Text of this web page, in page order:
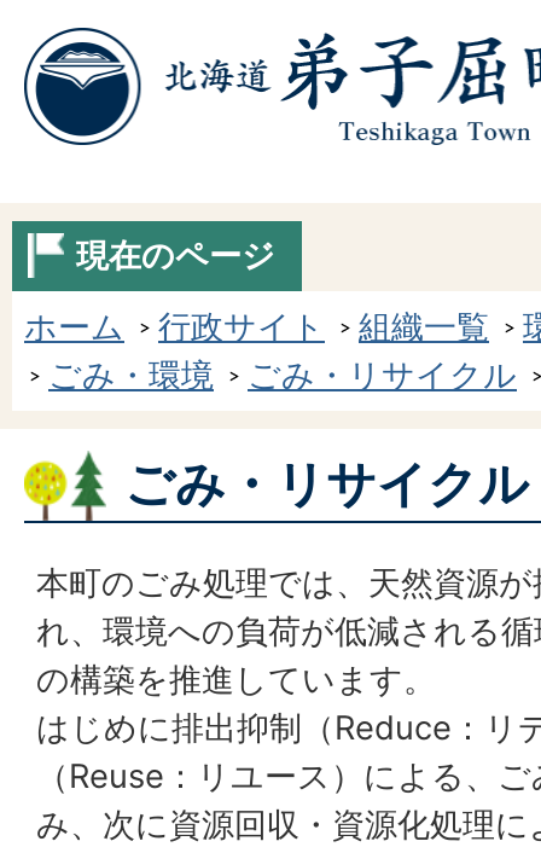
現在のページ
ホーム
行政サイト 組織一覧
ごみ・環境
ごみ・リサイクル
ごみ・リサイクル
本町のごみ処理では、天然資源
れ、環境への負荷が低減される
の構築を推進しています。
はじめに排出抑制（Reduce ：リ
（Reuse ：リユース）による、
み、次に資源回収・資源化処理